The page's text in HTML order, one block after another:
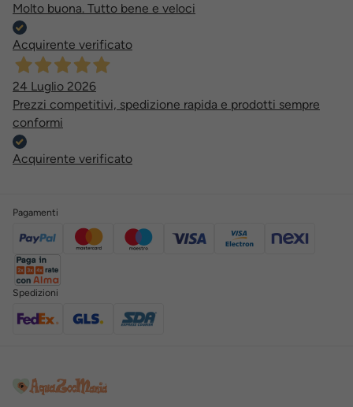
Molto buona. Tutto bene e veloci
Acquirente verificato
24 Luglio 2026
Prezzi competitivi, spedizione rapida e prodotti sempre
conformi
Acquirente verificato
Pagamenti
Spedizioni